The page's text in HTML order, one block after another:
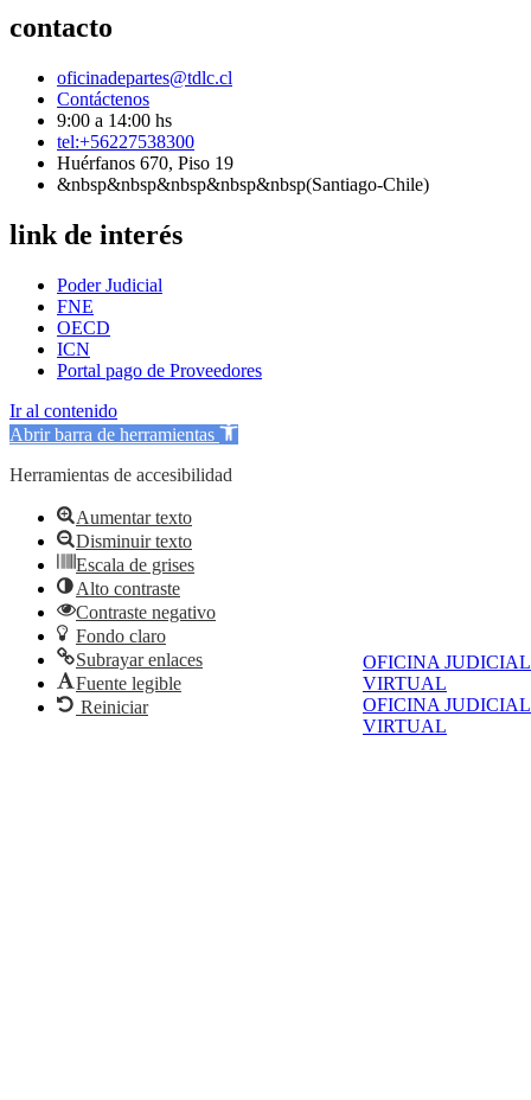
OFICINA JUDICIAL
VIRTUAL
OFICINA JUDICIAL
VIRTUAL
contacto
oficinadepartes@tdlc.cl
Contáctenos
9:00 a 14:00 hs
tel:+56227538300
Huérfanos 670, Piso 19
&nbsp&nbsp&nbsp&nbsp&nbsp(Santiago-Chile)
link de interés
Poder Judicial
FNE
OECD
ICN
Portal pago de Proveedores
Ir al contenido
Abrir barra de herramientas
Herramientas de accesibilidad
Aumentar texto
Disminuir texto
Escala de grises
Alto contraste
Contraste negativo
Fondo claro
Subrayar enlaces
Fuente legible
Reiniciar